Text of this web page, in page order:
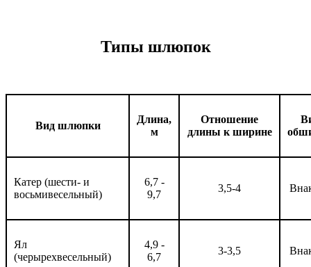
Типы шлюпок
Вид шлюпки
Длина,
м
Отношение
длины к ширине
Катер (шести- и
восьмивесельный)
6,7 -
9,7
3,5-4
Ял
(черырехвесельный)
4,9 -
6,7
3-3,5